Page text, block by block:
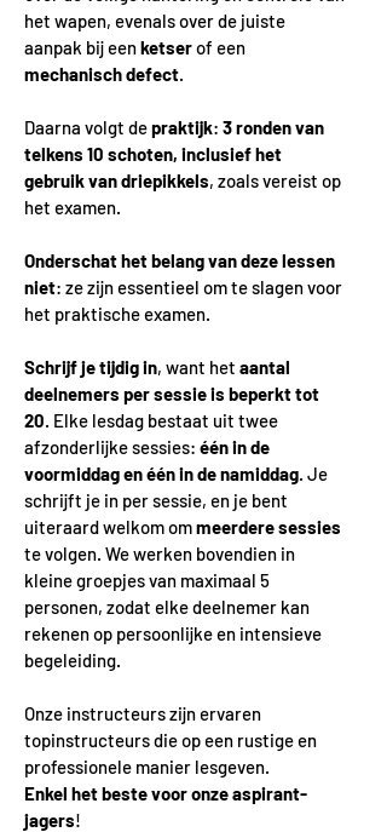
het wapen, evenals over de juiste
aanpak bij eenketserof een
mechanisch defect.
Daarna volgt depraktijk: 3 ronden van
telkens 10 schoten, inclusief het
gebruik van driepikkels, zoals vereist op
het examen.
Onderschat het belang van deze lessen
niet: ze zijn essentieel om te slagen voor
het praktische examen.
Schrijf je tijdig in, want het aantal
deelnemers per sessie is beperkt tot
20. Elke lesdag bestaat uit twee
afzonderlijke sessies: één in de
voormiddag en één in de namiddag. Je
schrijft je in per sessie, en je bent
uiteraard welkom ommeerdere sessies
te volgen. We werken bovendien in
kleine groepjes van maximaal 5
personen, zodat elke deelnemer kan
rekenen op persoonlijke en intensieve
begeleiding.
Onze instructeurs zijn ervaren
topinstructeurs die op een rustige en
professionele manier lesgeven.
Enkel het beste voor onze aspirant-
jagers!